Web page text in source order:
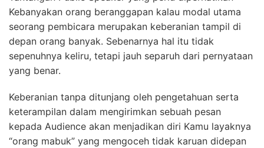
Kebanyakan orang beranggapan kalau modal utama
seorang pembicara merupakan keberanian tampil di
depan orang banyak. Sebenarnya hal itu tidak
sepenuhnya keliru, tetapi jauh separuh dari pernyataan
yang benar.
Keberanian tanpa ditunjang oleh pengetahuan serta
keterampilan dalam mengirimkan sebuah pesan
kepada Audience akan menjadikan diri Kamu layaknya
“orang mabuk” yang mengoceh tidak karuan didepan